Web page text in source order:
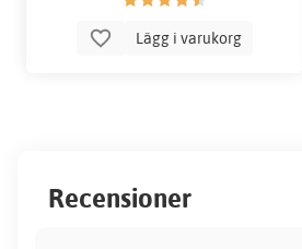
Lägg i varukorg
Recensioner